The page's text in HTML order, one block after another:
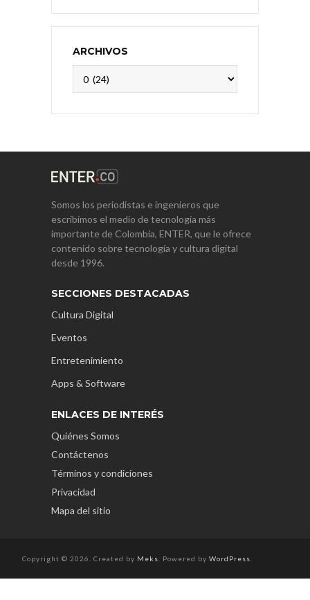
ARCHIVOS
Somos los periodistas e ingenieros que
escribimos el medio de tecnología más
importante de Colombia, ENTER, que le ofrece
contenido sobre tecnología y cultura digital
desde 1996.
SECCIONES DESTACADAS
Cultura Digital
Eventos
Entretenimiento
Apps & Software
ENLACES DE INTERÉS
Quiénes Somos
Contáctenos
Términos y condiciones
Privacidad
Mapa del sitio
Copyright © 2026. Created by Meks . Powered by WordPress